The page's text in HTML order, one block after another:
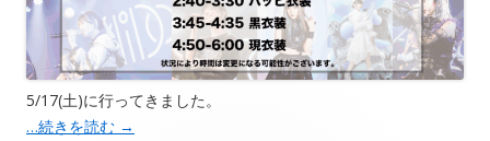
5/17(土)に行ってきました。
…続きを読む →